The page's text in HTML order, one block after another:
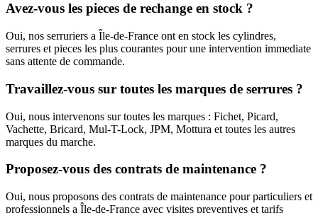
Avez-vous les pieces de rechange en stock ?
Oui, nos serruriers a Île-de-France ont en stock les cylindres,
serrures et pieces les plus courantes pour une intervention immediate
sans attente de commande.
Travaillez-vous sur toutes les marques de serrures ?
Oui, nous intervenons sur toutes les marques : Fichet, Picard,
Vachette, Bricard, Mul-T-Lock, JPM, Mottura et toutes les autres
marques du marche.
Proposez-vous des contrats de maintenance ?
Oui, nous proposons des contrats de maintenance pour particuliers et
professionnels a Île-de-France avec visites preventives et tarifs